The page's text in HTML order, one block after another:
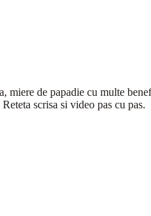
miere de papadie cu multe
scrisa si video pas cu pas.